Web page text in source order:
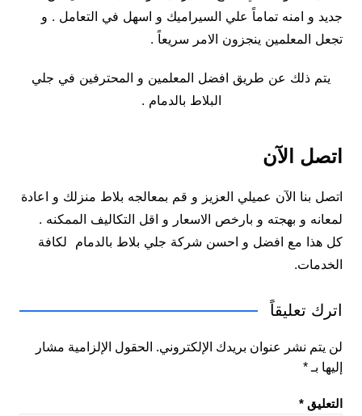
جديد و امنه تماماً علي السيراميك و اسهل في التعامل . و
تجعل المعلمين ينجزون الامر سريعاً .
يتم ذلك عن طريق افضل المعلمين و المحترفين في جلي
البلاط بالدمام .
اتصل الآن
اتصل بنا الآن عميلي العزيز و قم بمعالجه بلاط منزلك و اعادة
لمعانه و بهجته و بارخص الاسعار و اقل التكاليف الممكنه .
كل هذا مع افضل و احسن شركة جلي بلاط بالدمام لكافة
الخدمات.
اترك تعليقاً
لن يتم نشر عنوان بريدك الإلكتروني. الحقول الإلزامية مشار
إليها بـ *
التعليق *